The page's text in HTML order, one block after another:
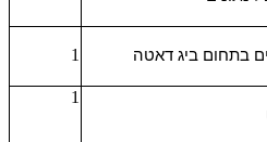
בתחום ביג דאטה 1
1